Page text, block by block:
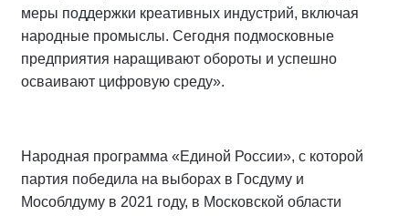
меры поддержки креативных индустрий, включая
народные промыслы. Сегодня подмосковные
предприятия наращивают обороты и успешно
осваивают цифровую среду».
Народная программа «Единой России», с которой
партия победила на выборах в Госдуму и
Мособлдуму в 2021 году, в Московской области